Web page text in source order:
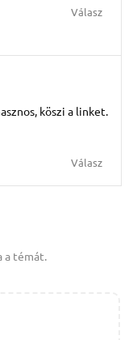
Válasz
köszi a linket.
Válasz
a témát.